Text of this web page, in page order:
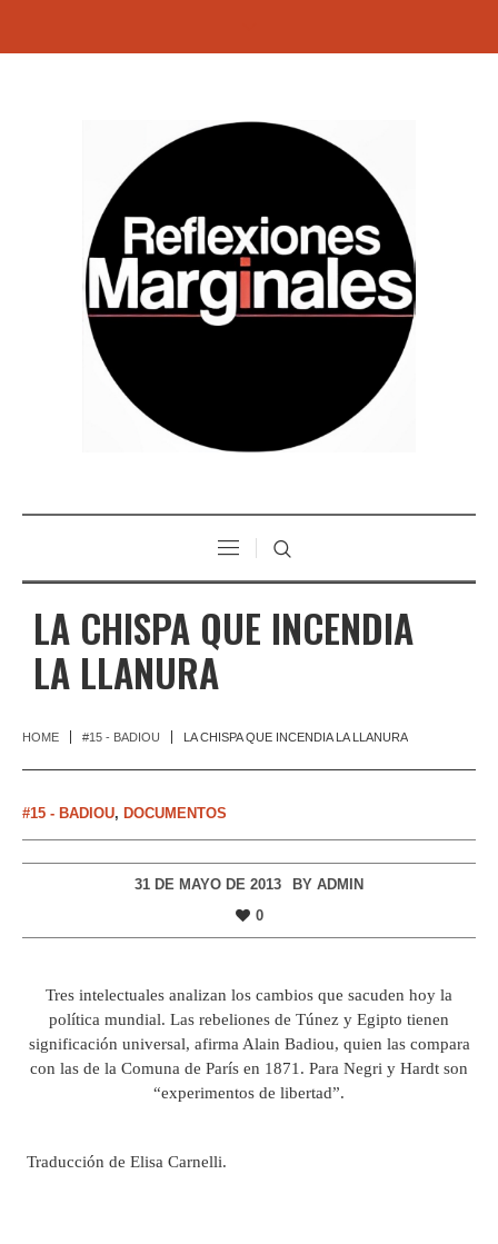
LA CHISPA QUE INCENDIA
LA LLANURA
HOME #15 - BADIOU LA CHISPA QUE INCENDIA LA LLANURA
#15 - BADIOU, DOCUMENTOS
31 DE MAYO DE 2013 BY ADMIN
0
Tres intelectuales analizan los cambios que sacuden hoy la
política mundial. Las rebeliones de Túnez y Egipto tienen
significación universal, afirma Alain Badiou, quien las compara
con las de la Comuna de París en 1871. Para Negri y Hardt son
“experimentos de libertad”.
Traducción de Elisa Carnelli.